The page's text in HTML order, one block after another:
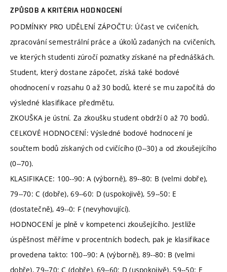
ZPŮSOB A KRITÉRIA HODNOCENÍ
PODMÍNKY PRO UDĚLENÍ ZÁPOČTU: Účast ve cvičeních,
zpracování semestrální práce a úkolů zadaných na cvičeních,
ve kterých studenti zúročí poznatky získané na přednáškách.
Student, který dostane zápočet, získá také bodové
ohodnocení v rozsahu 0 až 30 bodů, které se mu započítá do
výsledné klasifikace předmětu.
ZKOUŠKA je ústní. Za zkoušku student obdrží 0 až 70 bodů.
CELKOVÉ HODNOCENÍ: Výsledné bodové hodnocení je
součtem bodů získaných od cvičícího (0--30) a od zkoušejícího
(0--70).
KLASIFIKACE: 100--90: A (výborně), 89--80: B (velmi dobře),
79--70: C (dobře), 69--60: D (uspokojivě), 59--50: E
(dostatečně), 49--0: F (nevyhovující).
HODNOCENÍ je plně v kompetenci zkoušejícího. Jestliže
úspěšnost měříme v procentních bodech, pak je klasifikace
provedena takto: 100--90: A (výborně), 89--80: B (velmi
dobře), 79--70: C (dobře), 69--60: D (uspokojivě), 59--50: E